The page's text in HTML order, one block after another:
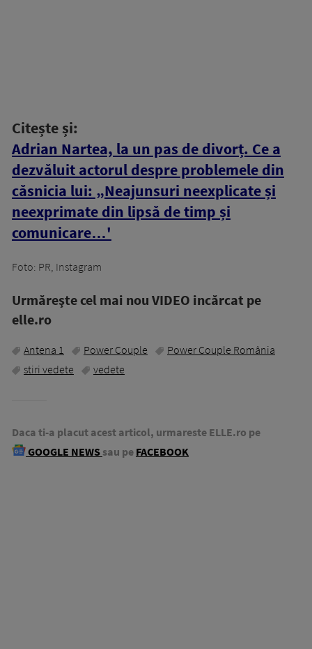
Citește și:
Adrian Nartea, la un pas de divorț. Ce a
dezvăluit actorul despre problemele din
căsnicia lui: „Neajunsuri neexplicate și
neexprimate din lipsă de timp și
comunicare…'
Foto: PR, Instagram
Urmăreşte cel mai nou VIDEO incărcat pe
elle.ro
Antena 1 Power Couple
Power Couple România
stiri vedete
vedete
Daca ti-a placut acest articol, urmareste ELLE.ro pe
GOOGLE NEWS sau pe FACEBOOK